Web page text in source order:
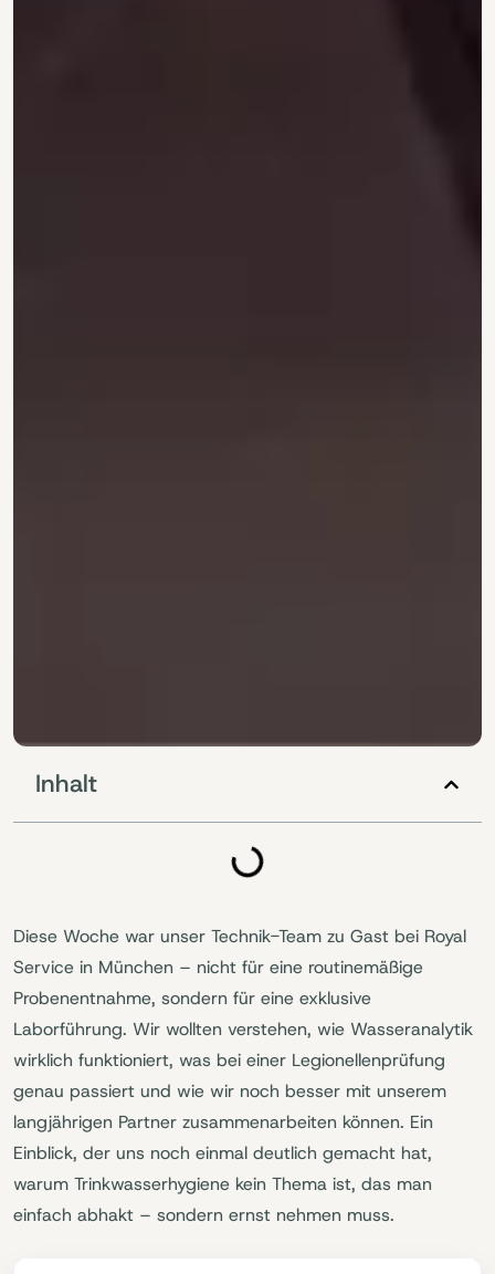
Inhalt
Diese Woche war unser Technik-Team zu Gast bei Royal
Service in München – nicht für eine routinemäßige
Probenentnahme, sondern für eine exklusive
Laborführung. Wir wollten verstehen, wie Wasseranalytik
wirklich funktioniert, was bei einer Legionellenprüfung
genau passiert und wie wir noch besser mit unserem
langjährigen Partner zusammenarbeiten können. Ein
Einblick, der uns noch einmal deutlich gemacht hat,
warum Trinkwasserhygiene kein Thema ist, das man
einfach abhakt – sondern ernst nehmen muss.